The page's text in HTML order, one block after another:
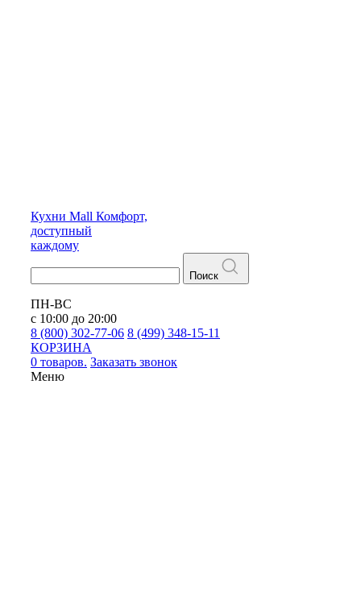
Кухни Mall Комфорт,
доступный
каждому
Поиск
ПН-ВС
с 10:00 до 20:00
8 (800) 302-77-06 8 (499) 348-15-11
КОРЗИНА
0 товаров. Заказать звонок
Меню